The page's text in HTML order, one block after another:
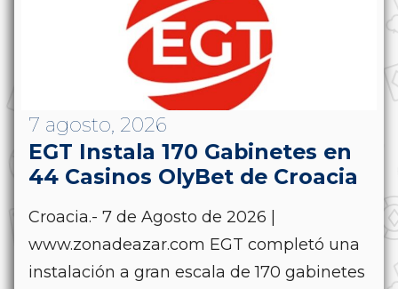
7 agosto, 2026
EGT Instala 170 Gabinetes en
44 Casinos OlyBet de Croacia
Croacia.- 7 de Agosto de 2026 |
www.zonadeazar.com EGT completó una
instalación a gran escala de 170 gabinetes